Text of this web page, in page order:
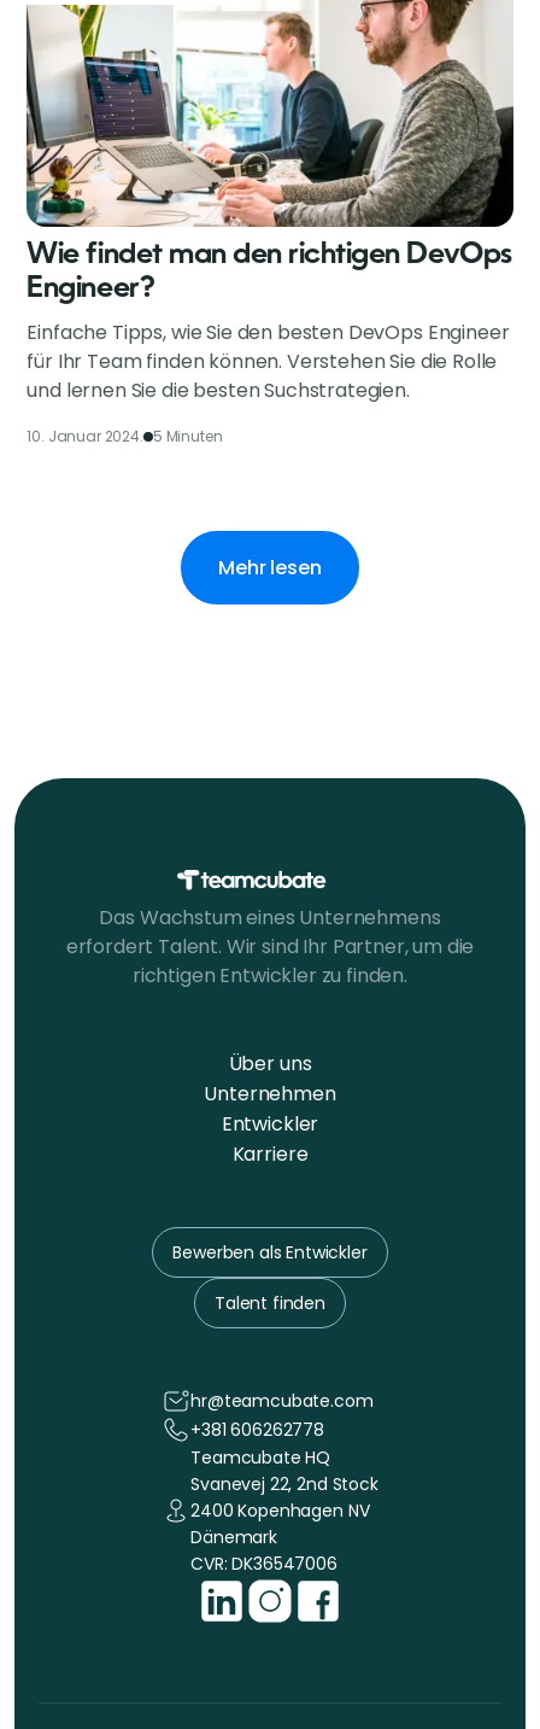
Wie findet man den richtigen DevOps
Engineer?
Einfache Tipps, wie Sie den besten DevOps Engineer
für Ihr Team finden können. Verstehen Sie die Rolle
und lernen Sie die besten Suchstrategien.
10. Januar 2024. 5 Minuten
Mehr lesen
Das Wachstum eines Unternehmens
erfordert Talent. Wir sind Ihr Partner, um die
richtigen Entwickler zu finden.
Über uns
Unternehmen
Entwickler
Karriere
Bewerben als Entwickler
Talent finden
hr@teamcubate.com
+381 606262778
Teamcubate HQ
Svanevej 22, 2nd Stock
2400 Kopenhagen NV
Dänemark
CVR: DK36547006